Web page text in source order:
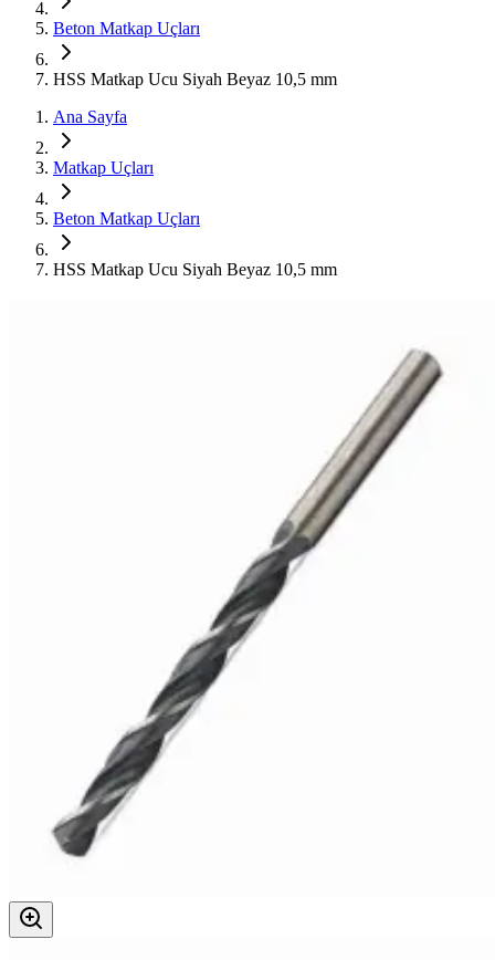
Beton Matkap Uçları
HSS Matkap Ucu Siyah Beyaz 10,5 mm
Ana Sayfa
Matkap Uçları
Beton Matkap Uçları
HSS Matkap Ucu Siyah Beyaz 10,5 mm